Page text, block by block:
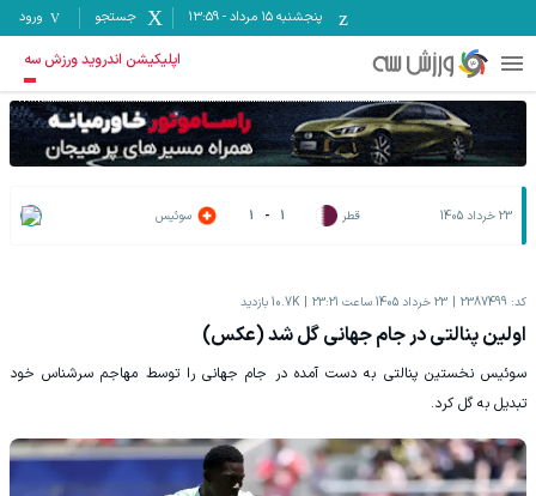
پنجشنبه ۱۵ مرداد -
13:59 جستجو ورود
اپلیکیشن اندروید ورزش سه
23 خرداد 1405 قطر 1
-
1 سوئیس
کد: 2387499 23 خرداد 1405 ساعت 23:21 10.7K بازدید
اولین پنالتی در جام جهانی گل شد (عکس)
سوئیس نخستین پنالتی به دست آمده در جام جهانی را توسط مهاجم سرشناس خود
تبدیل به گل کرد.